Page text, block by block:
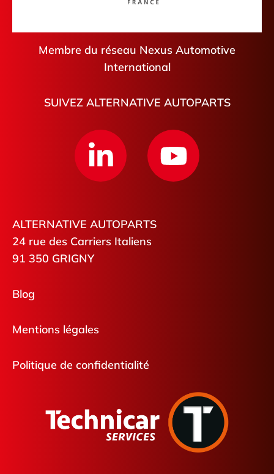
Membre du réseau Nexus Automotive
International
SUIVEZ ALTERNATIVE AUTOPARTS
ALTERNATIVE AUTOPARTS
24 rue des Carriers Italiens
91 350 GRIGNY
Blog
Mentions légales
Politique de confidentialité